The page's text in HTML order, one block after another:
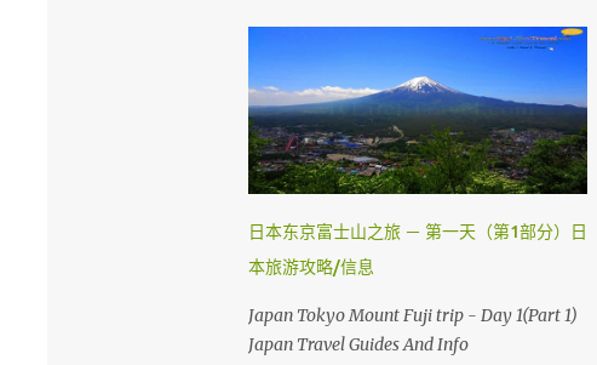
是要多给额外的手续费 。 所以 ， 记得在去机
场前在家里自己做自助登机 。 要怎样做？？
今天我就来教教大家 请记住，你可以在起飞
时间前四小时网上办理登机手续 。四小时后
，就需要到机场自助登机机械办理登机手续。
国内航班如吉隆坡，古晋，哥打京那巴鲁，柔
佛，槟城等等前，在1个小时前还可以网上办
理登机手续。 （ Airasia 会任何时刻会有变动
， 请上网检查 ） 首先，去 亚洲航空网站 。
然后你会看到 Web Check in ， 按它
日本东京富士山之旅 － 第一天（第1部分）日
本旅游攻略/信息
Japan Tokyo Mount Fuji trip - Day 1(Part 1)
Japan Travel Guides And Info